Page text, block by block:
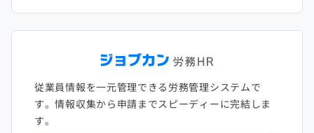
従業員情報を一元管理できる労務管理システムで
す。情報収集から申請までスピーディーに完結しま
す。